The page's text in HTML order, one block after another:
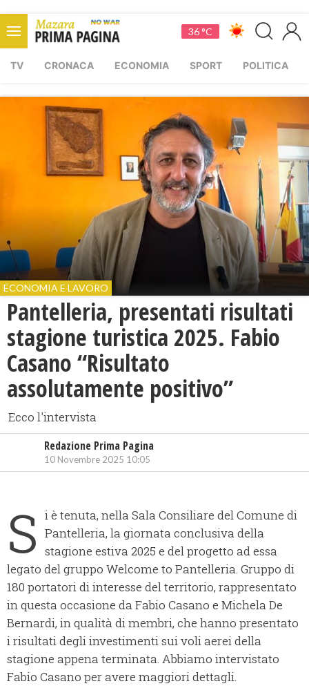
36 °C
TV CRONACA ECONOMIA SPORT POLITICA
ECONOMIA E LAVORO
​Pantelleria, presentati risultati
stagione turistica 2025. Fabio
Casano “Risultato
assolutamente positivo”
Ecco l'intervista
Redazione Prima Pagina
10 Novembre 2025 10:05
S i è tenuta, nella Sala Consiliare del Comune di
Pantelleria, la giornata conclusiva della
stagione estiva 2025 e del progetto ad essa
legato del gruppo Welcome to Pantelleria. Gruppo di
180 portatori di interesse del territorio, rappresentato
in questa occasione da Fabio Casano e Michela De
Bernardi, in qualità di membri, che hanno presentato
i risultati degli investimenti sui voli aerei della
stagione appena terminata. Abbiamo intervistato
Fabio Casano per avere maggiori dettagli.